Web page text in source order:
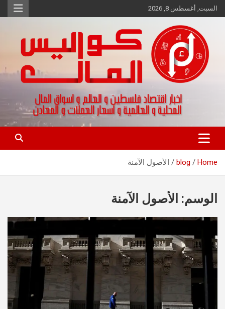
Skip
to
السبت, أغسطس 8, 2026
كواليس المال
اخبار اقتصاد فلسطين و العالم و تقارير اسواق المال و العملات
Home
blog الأصول الآمنة
الوسم: الأصول الآمنة